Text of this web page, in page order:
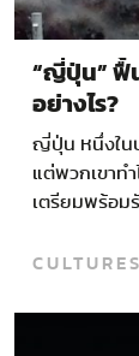
“ญี่ปุ่น” ฟื้น
อย่างไร?
ญี่ปุ่น หนึ่งใน
แต่พวกเขาท
เตรียมพร้อม
CULTURES